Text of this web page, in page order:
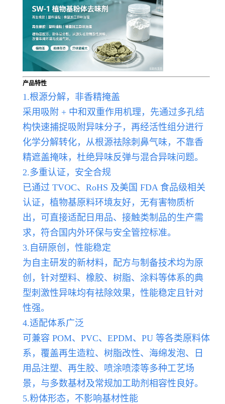
产品特性
1.根源分解，非香精掩盖
采用吸附 + 中和双重作用机理，先通过多孔结
构快速捕捉吸附异味分子，再经活性组分进行
化学分解转化，从根源祛除刺鼻气味，不靠香
精遮盖掩味，杜绝异味反弹与混合异味问题。
2.多重认证，安全合规
已通过 TVOC、RoHS 及美国 FDA 食品级相关
认证，植物基原料环境友好，无有害物质析
出，可直接适配日用品、接触类制品的生产需
求，符合国内外环保与安全管控标准。
3.自研原创，性能稳定
为自主研发的新材料，配方与制备技术均为原
创，针对塑料、橡胶、树脂、涂料等体系的典
型刺激性异味均有祛除效果，性能稳定且针对
性强。
4.适配体系广泛
可兼容 POM、PVC、EPDM、PU 等各类原料体
系，覆盖再生造粒、树脂改性、海绵发泡、日
用品注塑、再生胶、喷涂喷漆等多种工艺场
景，与多数基材及常规加工助剂相容性良好。
5.粉体形态，不影响基材性能